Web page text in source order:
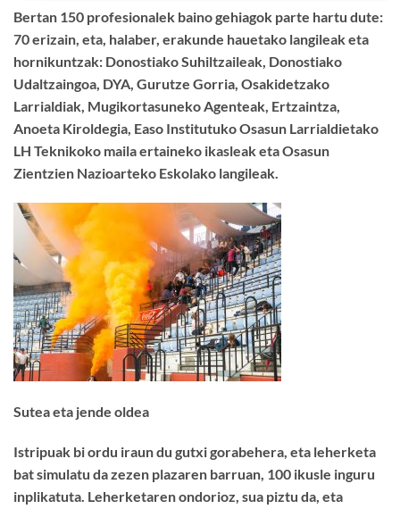
Bertan 150 profesionalek baino gehiagok parte hartu dute:
70 erizain, eta, halaber, erakunde hauetako langileak eta
hornikuntzak: Donostiako Suhiltzaileak, Donostiako
Udaltzaingoa, DYA, Gurutze Gorria, Osakidetzako
Larrialdiak, Mugikortasuneko Agenteak, Ertzaintza,
Anoeta Kiroldegia, Easo Institutuko Osasun Larrialdietako
LH Teknikoko maila ertaineko ikasleak eta Osasun
Zientzien Nazioarteko Eskolako langileak.
Sutea eta jende oldea
Istripuak bi ordu iraun du gutxi gorabehera, eta leherketa
bat simulatu da zezen plazaren barruan, 100 ikusle inguru
inplikatuta. Leherketaren ondorioz, sua piztu da, eta